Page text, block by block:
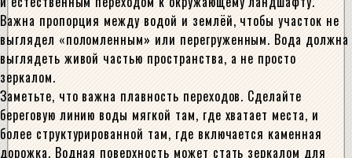
Важна пропорция между водой и землёй, чтобы участок не
выглядел «поломленным» или перегруженным. Вода должна
выглядеть живой частью пространства, а не просто
зеркалом.
Заметьте, что важна плавность переходов. Сделайте
береговую линию воды мягкой там, где хватает места, и
более структурированной там, где включается каменная
дорожка. Водная поверхность может стать зеркалом для